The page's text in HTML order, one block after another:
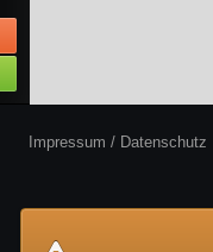
Impressum / Datenschutz